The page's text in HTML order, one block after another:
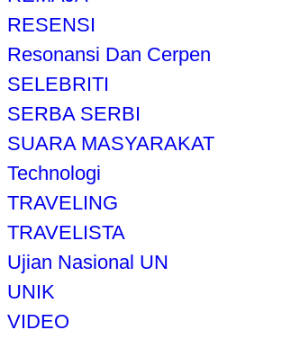
RESENSI
Resonansi Dan Cerpen
SELEBRITI
SERBA SERBI
SUARA MASYARAKAT
Technologi
TRAVELING
TRAVELISTA
Ujian Nasional UN
UNIK
VIDEO